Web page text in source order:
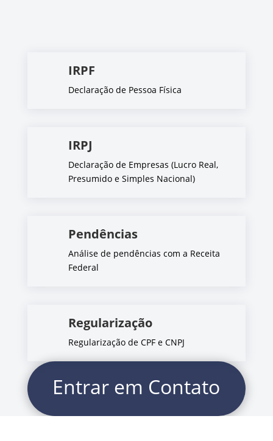
IRPF
Declaração de Pessoa Física
IRPJ
Declaração de Empresas (Lucro Real,
Presumido e Simples Nacional)
Pendências
Análise de pendências com a Receita
Federal
Regularização
Regularização de CPF e CNPJ
Entrar em Contato